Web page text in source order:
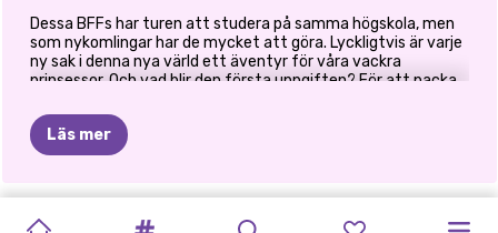
Dessa BFFs har turen att studera på samma högskola, men
som nykomlingar har de mycket att göra. Lyckligtvis är varje
ny sak i denna nya värld ett äventyr för våra vackra
prinsessor. Och vad blir den första uppgiften? För att packa
dela sitt sovsal. Aldrig! Det här ska bli superkul! Ge din
hjälpande hand till prinsessor och få allt till rätt plats. Häng
upp några av deras favoritbilder på väggen och gör sedan
klar med den här delen får du en överraskning.
Rapunzel
är här för att bjuda in tjejerna till deras första
Läs mer
ELLIE
MANGAPRINSESSOR:PRINSESSOR
PRINSESSAN SUPERHJÄLTE PRINSESSOR